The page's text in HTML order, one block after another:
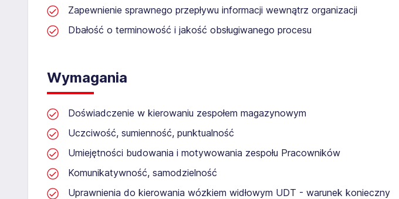
Zapewnienie sprawnego przepływu informacji wewnątrz organizacji
Dbałość o terminowość i jakość obsługiwanego procesu
Wymagania
Doświadczenie w kierowaniu zespołem magazynowym
Uczciwość, sumienność, punktualność
Umiejętności budowania i motywowania zespołu Pracowników
Komunikatywność, samodzielność
Uprawnienia do kierowania wózkiem widłowym UDT - warunek konieczny